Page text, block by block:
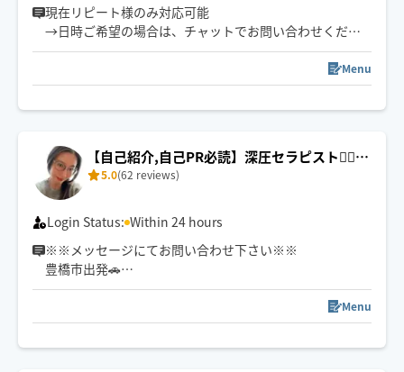
現在リピート様のみ対応可能
→日時ご希望の場合は、チャットでお問い合わせくださ
い✨
⚠️クーポン利用は私の施術リピート様のみです！！
※ご新規様の予約確定はメッセージの返信確認次第です
※前後の施術の関係で時間調節難しい際は、ご予約をお
Menu
【自己紹介,自己PR必読】深圧セラピスト🧘‍♀️H
aru🌿‬
5.0(62 reviews)
Login Status: Within 24 hours
※※メッセージにてお問い合わせ下さい※※
豊橋市出発🚗
歴14年︎💪
※如何わしい目的の方や腹いせに低評価つける方はご遠
慮ください🥲
Menu